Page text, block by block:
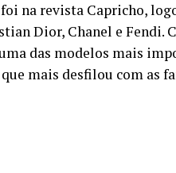
na revista Capricho,
Dior, Chanel e Fendi.
das modelos mais
mais desfilou com as